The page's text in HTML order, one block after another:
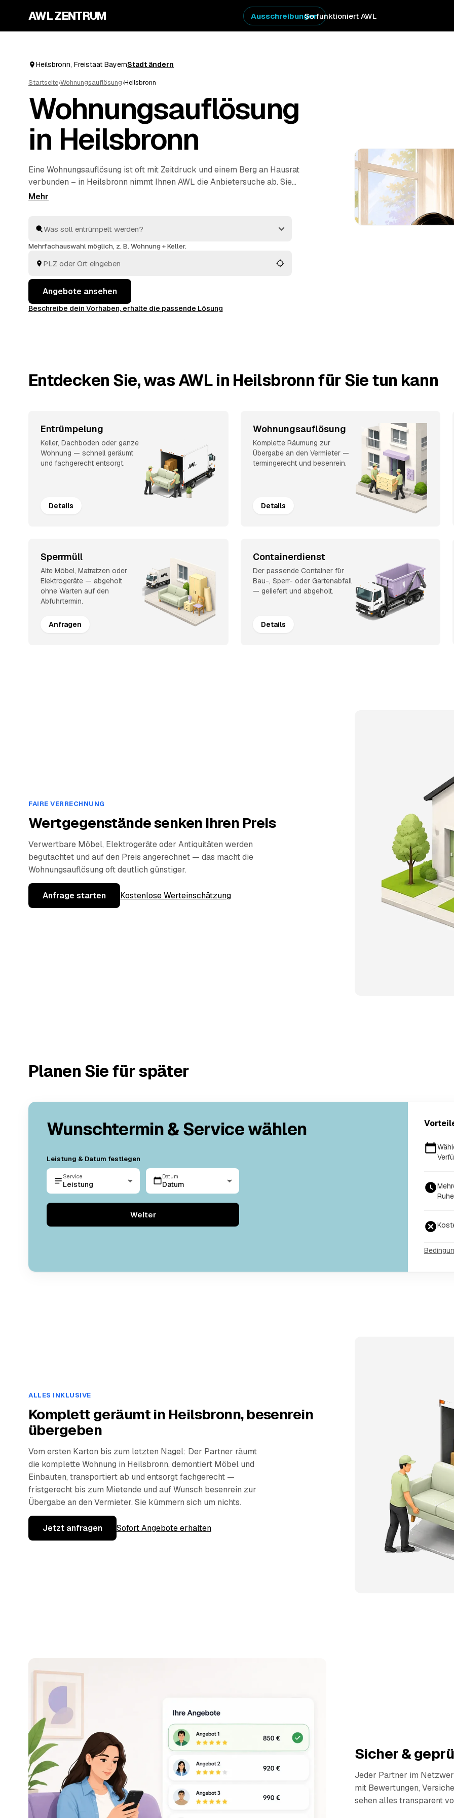
AWL ZENTRUM So funktioniert AWL
Ausschreibungen
Heilsbronn, Freistaat BayernStadt ändern
Startseite›Wohnungsauflösung›Heilsbronn
Wohnungsauflösung
in Heilsbronn
Eine Wohnungsauflösung ist oft mit Zeitdruck und einem Berg an Hausrat
verbunden – in Heilsbronn nimmt Ihnen AWL die Anbietersuche ab. Sie
geben den Umfang einmal an und bekommen die Festpreis-Angebote
übergeben. Sie vergleichen in Ruhe und geben den Auftrag an den Anbieter
aus Heilsbronn oderWindsbachund Wolframs-Eschenbach
Mehrfachauswahl möglich, z. B. Wohnung + Keller.
Angebote ansehen
Beschreibe dein Vorhaben, erhalte die passende Lösung
Entdecken Sie, was AWL in Heilsbronn für Sie tun kann
Entrümpelung
Keller, Dachboden oder ganze
Wohnung — schnell geräumt
und fachgerecht entsorgt.
Details
Wohnungsauflösung
Komplette Räumung zur
Übergabe an den Vermieter —
termingerecht und besenrein.
Details
Sperrmüll
Alte Möbel, Matratzen oder
Elektrogeräte — abgeholt
ohne Warten auf den
Abfuhrtermin.
Anfragen
Containerdienst
Der passende Container für
Bau-, Sperr- oder Gartenabfall
— geliefert und abgeholt.
Details
FAIRE VERRECHNUNG
Wertgegenstände senken Ihren Preis
Verwertbare Möbel, Elektrogeräte oder Antiquitäten werden
begutachtet und auf den Preis angerechnet — das macht die
Wohnungsauflösung oft deutlich günstiger.
Anfrage starten Kostenlose Werteinschätzung
Planen Sie für später
Wunschtermin & Service wählen
Leistung & Datum festlegen
Service
Leistung
Datum
Datum
Weiter
ALLES INKLUSIVE
Komplett geräumt in Heilsbronn, besenrein
übergeben
Vom ersten Karton bis zum letzten Nagel: Der Partner räumt
die komplette Wohnung in Heilsbronn, demontiert Möbel und
Einbauten, transportiert ab und entsorgt fachgerecht —
fristgerecht bis zum Mietende und auf Wunsch besenrein zur
Übergabe an den Vermieter. Sie kümmern sich um nichts.
Jetzt anfragen Sofort Angebote erhalten
Sicher &
Jeder Partner im
mit Bewertungen,
sehen alles transparent